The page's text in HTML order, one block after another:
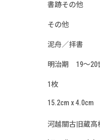
書跡その他
その他
泥舟／拝書
明治期 19～
1枚
15.2cm x 4.0cm
河越關古旧蔵